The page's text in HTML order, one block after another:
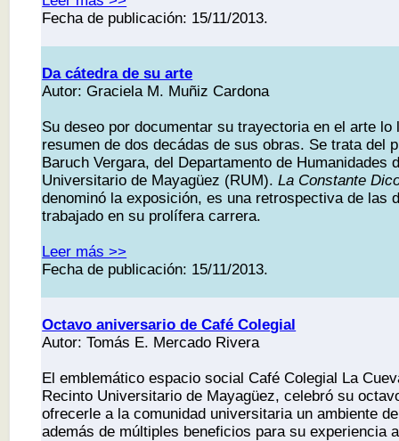
Fecha de publicación: 15/11/2013.
Da cátedra de su arte
Autor: Graciela M. Muñiz Cardona
Su deseo por documentar su trayectoria en el arte lo
resumen de dos decádas de sus obras. Se trata del
Baruch Vergara, del Departamento de Humanidades
Universitario de Mayagüez (RUM).La Constante
denominó la exposición, es una retrospectiva de las
trabajado en su prolífera carrera.
Leer más >>
Fecha de publicación: 15/11/2013.
Octavo aniversario de Café Colegial
Autor: Tomás E. Mercado Rivera
El emblemático espacio social Café Colegial La
Recinto Universitario de Mayagüez, celebró su
ofrecerle a la comunidad universitaria un ambiente
además de múltiples beneficios para su experiencia